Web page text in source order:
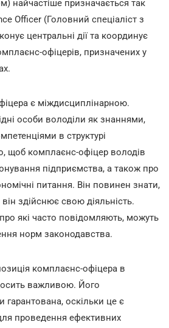
найчастіше призначається так
Officer (Головний спеціаліст з
центральні дії та координує
офіцерів, призначених у
є міждисциплінарною.
особи володіли як знаннями,
в структурі
щоб комплаєнс-офіцер володів
підприємства, а також про
питання. Він повинен знати,
здійснює свою діяльність.
які часто повідомляють, можуть
норм законодавства.
комплаєнс-офіцера в
важливою. Його
гарантована, оскільки це є
проведення ефективних